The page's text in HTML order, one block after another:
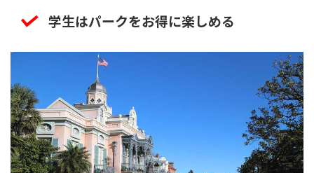
学生はパークをお得に楽しめる